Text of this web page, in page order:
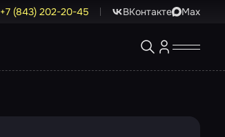
+7 (843) 202-20-45 ВКонтакте Max